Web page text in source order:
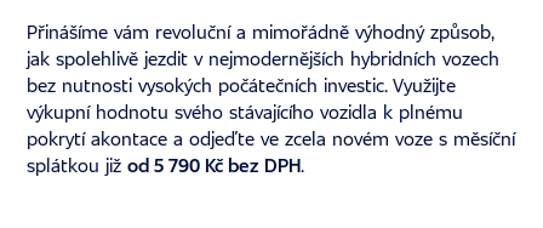
Přinášíme vám revoluční a mimořádně výhodný způsob,
jak spolehlivě jezdit v nejmodernějších hybridních vozech
bez nutnosti vysokých počátečních investic. Využijte
výkupní hodnotu svého stávajícího vozidla k plnému
pokrytí akontace a odjeďte ve zcela novém voze s měsíční
splátkou jižod 5 790 Kč bez DPH.